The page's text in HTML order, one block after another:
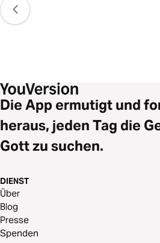
Die App ermutigt und
heraus, jeden Tag die
Gott zu suchen.
DIENST
Über
Blog
Presse
Spenden